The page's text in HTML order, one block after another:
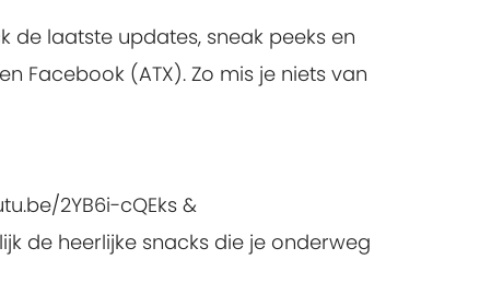
laatste updates, sneak peeks en
Facebook (ATX). Zo mis je niets van
2YB6i-cQEks &
de heerlijke snacks die je onderweg